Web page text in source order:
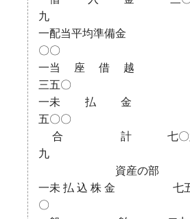
九
一配当平均準備金 一
〇〇
一当 座 借 越
三五〇
一未 払
五〇〇
合 計 七〇六、
九
資産の部
一未 払 込 株 金 七五
〇